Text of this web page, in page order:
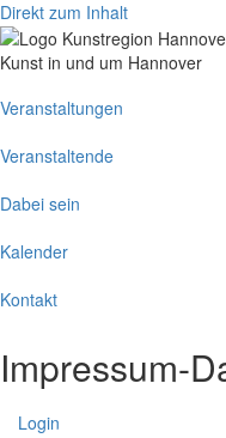
Direkt zum Inhalt
Kunst in und um Hannover
Main
navigation
Veranstaltungen
Veranstaltende
Dabei sein
Kalender
Kontakt
Impressum-
Login